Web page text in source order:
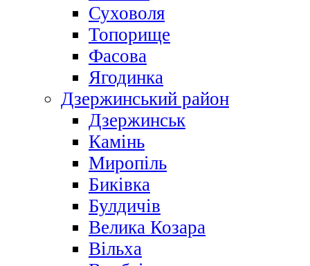
Суховоля
Топорище
Фасова
Ягодинка
Дзержинський район
Дзержинськ
Камінь
Миропіль
Биківка
Булдичів
Велика Козара
Вільха